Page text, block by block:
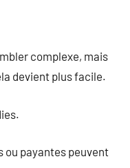
complexe, mais
devient plus facile.
ou payantes peuvent